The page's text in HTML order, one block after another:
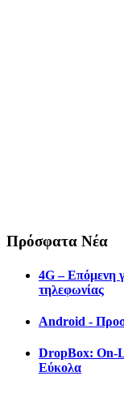
Πρόσφατα Νέα
4G – Επόμενη
τηλεφωνίας
Android -
DropBox: On-
Εύκολα